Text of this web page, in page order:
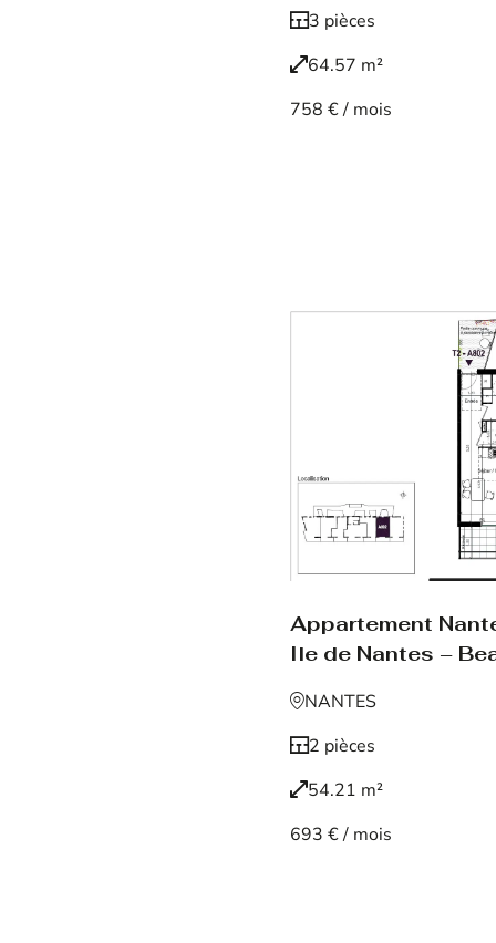
3 pièces
64.57 m²
758 € / mois
Appartement
Ile de Nantes –
NANTES
2 pièces
54.21 m²
693 € / mois